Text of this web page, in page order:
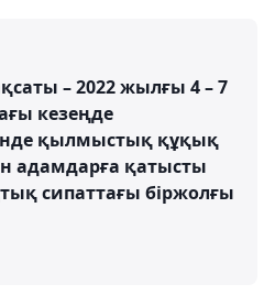
– 2022 жылғы 4 – 7
кезеңде
қылмыстық құқық
адамдарға қатысты
сипаттағы біржолғы